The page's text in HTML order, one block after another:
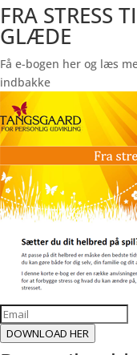
FRA STRESS
GLÆDE
Få e-bogen her og læs
indbakke
DOWNLOAD HER